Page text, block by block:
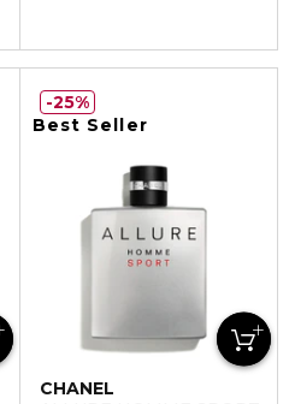
Best Seller
CHANEL
25%